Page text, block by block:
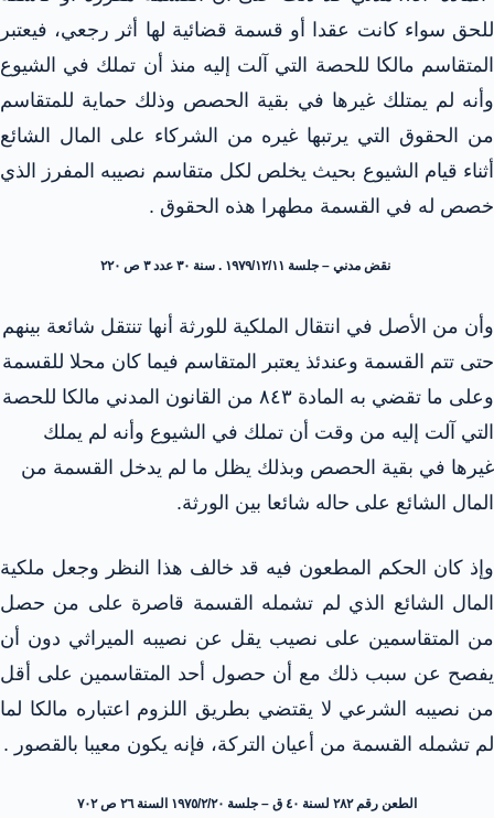
للحق سواء كانت عقدا أو قسمة قضائية لها أثر رجعي، فيعتبر
المتقاسم مالكا للحصة التي آلت إليه منذ أن تملك في الشيوع
وأنه لم يمتلك غيرها في بقية الحصص وذلك حماية للمتقاسم
من الحقوق التي يرتبها غيره من الشركاء على المال الشائع
أثناء قيام الشيوع بحيث يخلص لكل متقاسم نصيبه المفرز الذي
خصص له في القسمة مطهرا هذه الحقوق .
نقض مدني – جلسة ۱۹۷۹/۱۲/۱۱ . سنة ٣٠ عدد ۳ ص ۲۲۰
وأن من الأصل في انتقال الملكية للورثة أنها تنتقل شائعة بينهم
حتى تتم القسمة وعندئذ يعتبر المتقاسم فيما كان محلا للقسمة
وعلى ما تقضي به المادة ٨٤٣ من القانون المدني مالكا للحصة
التي آلت إليه من وقت أن تملك في الشيوع وأنه لم يملك
غيرها في بقية الحصص وبذلك يظل ما لم يدخل القسمة من
المال الشائع على حاله شائعا بين الورثة.
وإذ كان الحكم المطعون فيه قد خالف هذا النظر وجعل ملكية
المال الشائع الذي لم تشمله القسمة قاصرة على من حصل
من المتقاسمين على نصيب يقل عن نصيبه الميراثي دون أن
يفصح عن سبب ذلك مع أن حصول أحد المتقاسمين على أقل
من نصيبه الشرعي لا يقتضي بطريق اللزوم اعتباره مالكا لما
لم تشمله القسمة من أعيان التركة، فإنه يكون معيبا بالقصور .
الطعن رقم ۲۸۲ لسنة ٤٠ ق – جلسة ١٩٧٥/٢/٢٠ السنة ٢٦ ص ۷۰۲